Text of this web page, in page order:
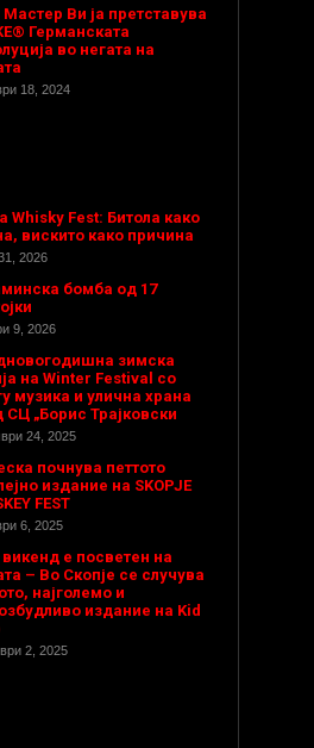
Мастер Ви ја претставува
Германската
во негата на
18, 2024
Whisky Fest: Битола како
вискито како причина
2026
бомба од 17
9, 2026
зимска
на Winter Festival со
музика и улична храна
СЦ „Борис Трајковски
24, 2025
почнува петтото
издание на SKOPJE
FEST
6, 2025
викенд е посветен на
– Во Скопје се случува
најголемо и
издание на Kid
2, 2025